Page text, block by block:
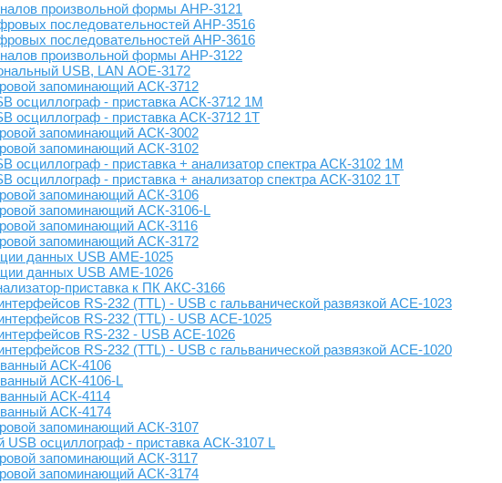
произвольной формы АНР-3121
последовательностей АНР-3516
последовательностей АНР-3616
произвольной формы АНР-3122
USB, LAN АОЕ-3172
запоминающий АСК-3712
осциллограф - приставка АСК-3712 1М
осциллограф - приставка АСК-3712 1Т
запоминающий АСК-3002
запоминающий АСК-3102
осциллограф - приставка + анализатор спектра АСК-3102 1М
осциллограф - приставка + анализатор спектра АСК-3102 1Т
запоминающий АСК-3106
запоминающий АСК-3106-L
запоминающий АСК-3116
запоминающий АСК-3172
данных USB АМЕ-1025
данных USB АМЕ-1026
приставка к ПК АКС-3166
RS-232 (TTL) - USB с гальванической развязкой АСЕ-1023
RS-232 (TTL) - USB АСЕ-1025
RS-232 - USB АСЕ-1026
RS-232 (TTL) - USB с гальванической развязкой АСЕ-1020
АСК-4106
АСК-4106-L
АСК-4114
АСК-4174
запоминающий АСК-3107
USB осциллограф - приставка АСК-3107 L
запоминающий АСК-3117
запоминающий АСК-3174